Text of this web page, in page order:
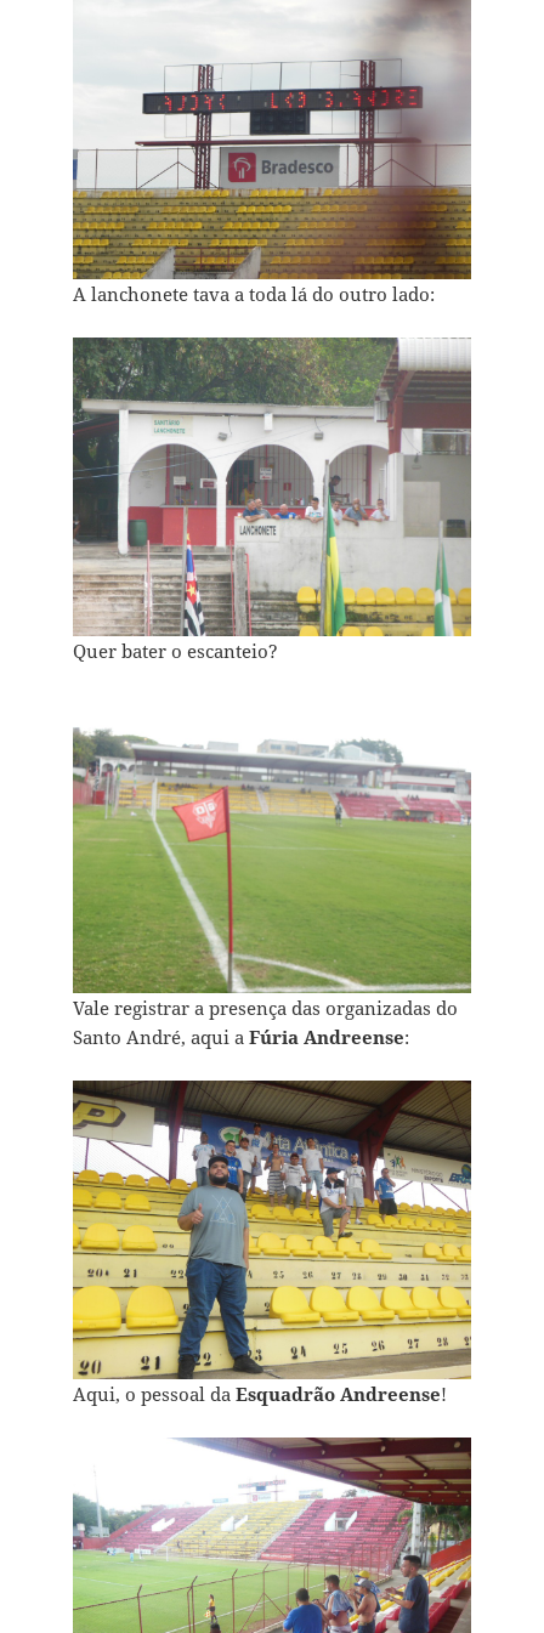
A lanchonete tava a toda lá do outro lado:
Quer bater o escanteio?
Vale registrar a presença das organizadas do
Santo André, aqui a Fúria Andreense:
Aqui, o pessoal da Esquadrão Andreense!